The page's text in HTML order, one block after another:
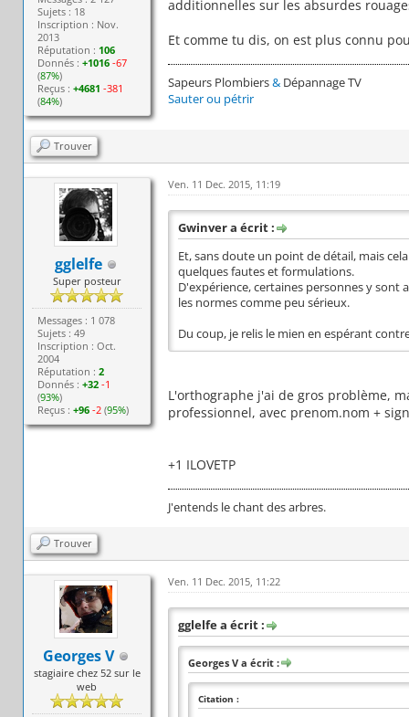
Sujets : 18
Inscription : Nov.
2013
Réputation : 106
Donnés :+1016 -67
(87%)
Reçus :+4681 -381
(84%)
additionnelles sur les absurdes
Et comme tu dis, on est plus connu
Sapeurs Plombiers&Dépannage TV
Sauter ou pétrir
Trouver
gglelfe
Super posteur
Messages : 1 078
Sujets : 49
Inscription : Oct.
2004
Réputation :2
Donnés :+32 -1
(93%)
Reçus :+96 -2 (95%)
Ven. 11 Dec. 2015, 11:19
Gwinver a écrit :
Et, sans doute un point de détail, mais
quelques fautes et formulations.
D'expérience, certaines personnes y sont
les normes comme peu sérieux.
Du coup, je relis le mien en espérant
L'orthographe j'ai de gros problème,
professionnel, avec prenom.nom +
+1 ILOVETP
J'entends le chant des arbres.
Trouver
Georges V
stagiaire chez 52 sur le
web
Ven. 11 Dec. 2015, 11:22
gglelfe a écrit :
Georges V a écrit :
Citation :